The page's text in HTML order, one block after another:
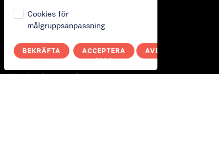
Köp prenumeration
Lös in ditt presentkort
Hur fungerar den?
Hur det fungerar?
Cookies för
målgruppsanpassning
BEKRÄFTA
ACCEPTERA
ALLA
AVBRYT